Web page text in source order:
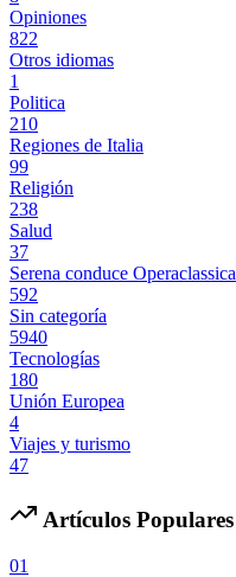
Opiniones
822
Otros idiomas
1
Politica
210
Regiones de Italia
99
Religión
238
Salud
37
Serena conduce Operaclassica
592
Sin categoría
5940
Tecnologías
180
Unión Europea
4
Viajes y turismo
47
Artículos Populares
01